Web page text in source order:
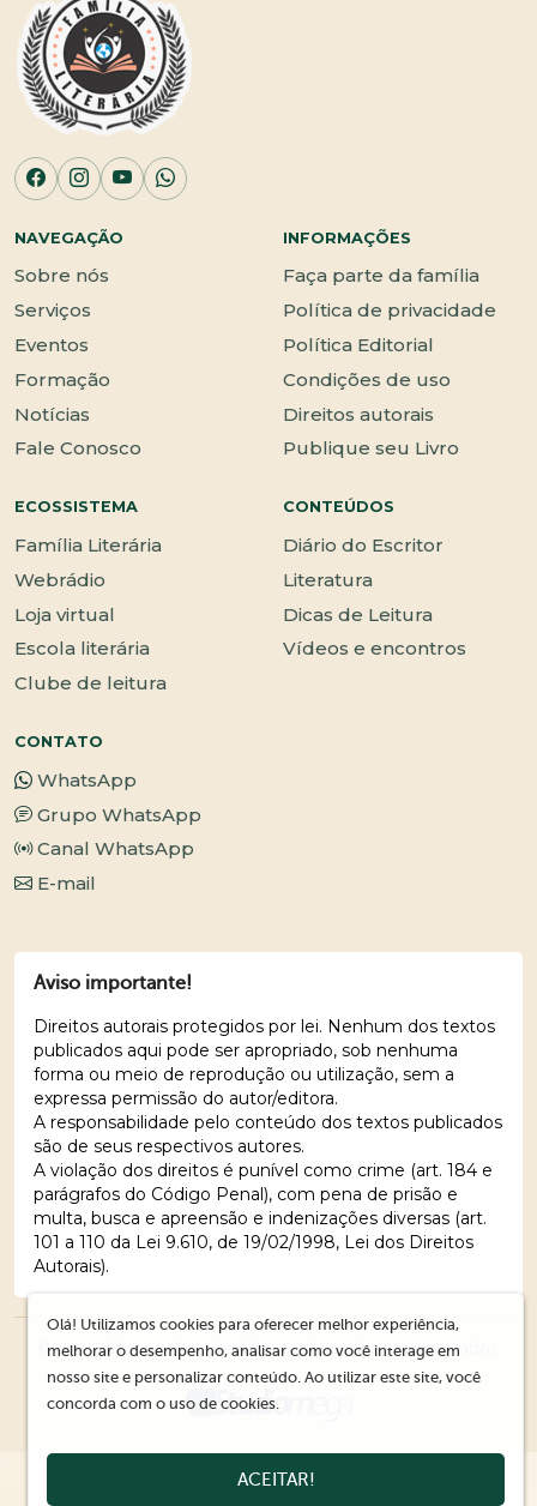
NAVEGAÇÃO
Sobre nós
Serviços
Eventos
Formação
Notícias
Fale Conosco
INFORMAÇÕES
Faça parte da família
Política de privacidade
Política Editorial
Condições de uso
Direitos autorais
Publique seu Livro
ECOSSISTEMA
Família Literária
Webrádio
Loja virtual
Escola literária
Clube de leitura
CONTEÚDOS
Diário do Escritor
Literatura
Dicas de Leitura
Vídeos e encontros
CONTATO
WhatsApp
Grupo WhatsApp
Canal WhatsApp
E-mail
Aviso importante!
Direitos autorais protegidos por lei. Nenhum dos textos
publicados aqui pode ser apropriado, sob nenhuma
forma ou meio de reprodução ou utilização, sem a
expressa permissão do autor/editora.
A responsabilidade pelo conteúdo dos textos publicados
são de seus respectivos autores.
A violação dos direitos é punível como crime (art. 184 e
parágrafos do Código Penal), com pena de prisão e
multa, busca e apreensão e indenizações diversas (art.
101 a 110 da Lei 9.610, de 19/02/1998, Lei dos Direitos
Autorais).
© 2026 Editora Ações Literárias. Todos os direitos reservados.
Olá! Utilizamos cookies para oferecer melhor experiência,
melhorar o desempenho, analisar como você interage em
nosso site e personalizar conteúdo. Ao utilizar este site, você
concorda com o uso de cookies.
ACEITAR!